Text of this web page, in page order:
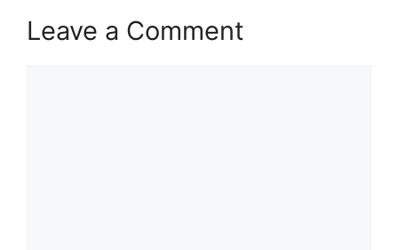
Leave a Comment